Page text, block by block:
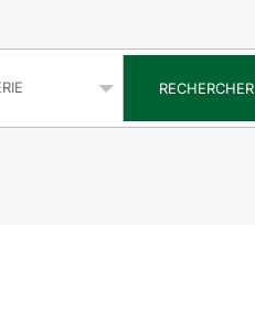
RECHERCHER